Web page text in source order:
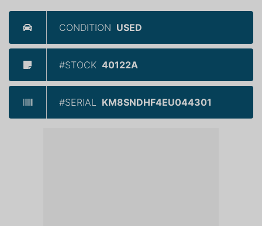
CONDITION USED
#STOCK 40122A
#SERIAL KM8SNDHF4EU044301